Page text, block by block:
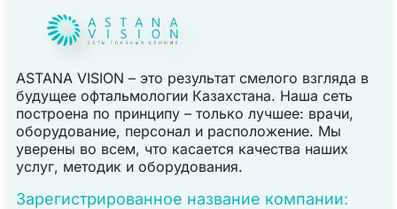
ASTANA VISION – это результат смелого взгляда в
будущее офтальмологии Казахстана. Наша сеть
построена по принципу – только лучшее: врачи,
оборудование, персонал и расположение. Мы
уверены во всем, что касается качества наших
услуг, методик и оборудования.
Зарегистрированное название компании: